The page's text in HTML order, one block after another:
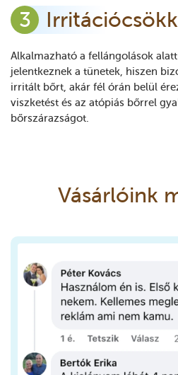
Alkalmazható a fellángolások
jelentkeznek a tünetek, hiszen
irritált bőrt, akár fél órán belül
viszketést és az atópiás bőrrel
bőrszárazságot.
Vásárlóink